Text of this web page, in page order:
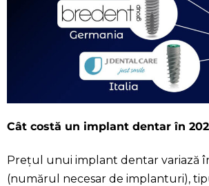
Cât costă un implant dentar în
Prețul unui implant dentar variază
(numărul necesar de implanturi),